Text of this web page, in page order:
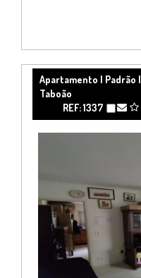
Apartamento | Padrão |
Taboão
REF: 1337